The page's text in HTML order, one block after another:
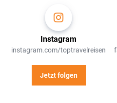
Instagram
instagram.com/toptravelreisen
Jetzt folgen